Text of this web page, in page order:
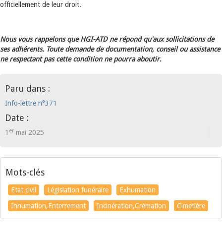
officiellement de leur droit.
Nous vous rappelons que HGI-ATD ne répond qu'aux sollicitations de
ses adhérents. Toute demande de documentation, conseil ou assistance
ne respectant pas cette condition ne pourra aboutir.
Paru dans :
Info-lettre n°371
Date :
1 er mai 2025
Mots-clés
Etat civil Législation funéraire
Exhumation
Inhumation,Enterrement
Incinération,Crémation Cimetière